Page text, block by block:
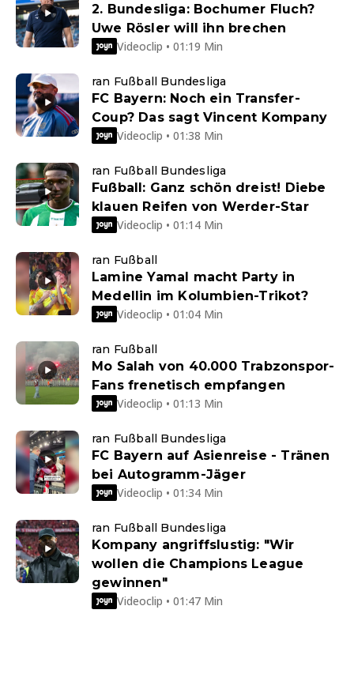
2. Bundesliga: Bochumer Fluch?
Uwe Rösler will ihn brechen
Videoclip • 01:19 Min
ran Fußball Bundesliga
FC Bayern: Noch ein Transfer-
Coup? Das sagt Vincent Kompany
Videoclip • 01:38 Min
ran Fußball Bundesliga
Fußball: Ganz schön dreist! Diebe
klauen Reifen von Werder-Star
Videoclip • 01:14 Min
ran Fußball
Lamine Yamal macht Party in
Medellin im Kolumbien-Trikot?
Videoclip • 01:04 Min
ran Fußball
Mo Salah von 40.000 Trabzonspor-
Fans frenetisch empfangen
Videoclip • 01:13 Min
ran Fußball Bundesliga
FC Bayern auf Asienreise - Tränen
bei Autogramm-Jäger
Videoclip • 01:34 Min
ran Fußball Bundesliga
Kompany angriffslustig: "Wir
wollen die Champions League
gewinnen"
Videoclip • 01:47 Min